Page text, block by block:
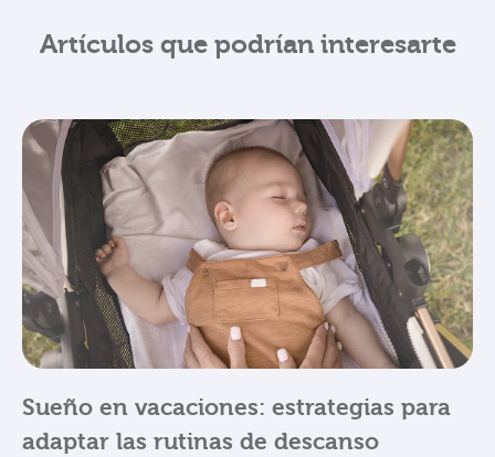
Artículos que podrían interesarte
Sueño en vacaciones: estrategias para
adaptar las rutinas de descanso